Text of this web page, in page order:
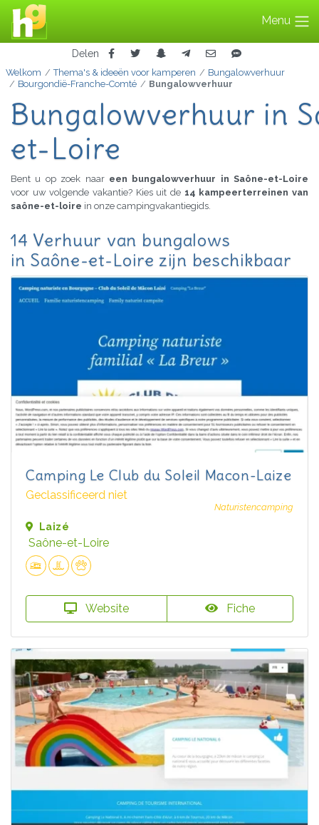
Menu
Delen
Welkom Thema's & ideeën voor kamperen
Bungalowverhuur
Bourgondië-Franche-Comté
Bungalowverhuur
Bungalowverhuur in
et-Loire
Bent u op zoek naar een bungalowverhuur in Saône-et-Loire
voor uw volgende vakantie? Kies uit de 14 kampeerterreinen van
saône-et-loire in onze campingvakantiegids.
14 Verhuur van bungalows
in Saône-et-Loire zijn beschikbaar
Camping Le Club du Soleil Macon-Laize
Geclassificeerd niet
Naturistencamping
Laizé
Saône-et-Loire
Website Fiche